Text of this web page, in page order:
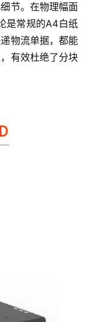
节。在物理幅面
是常规的A4白纸
物流单据，都能
有效杜绝了分块